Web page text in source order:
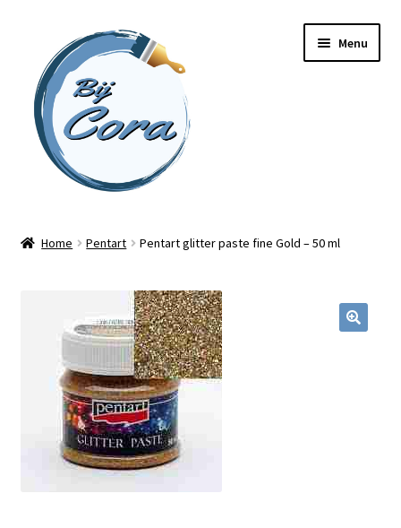
naar
navigatie
inhoud
Menu
Blog / DIY / Tutorials
Over mij
Home Pentart Pentart glitter paste fine Gold – 50 ml